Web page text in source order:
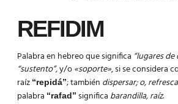
REFIDIM
Palabra en hebreo que significa “lugares de
“sustento”,y/o«soporte», si se considera
raíz “repidá”; también dispersar; o,
palabra “rafad” significa barandilla, raíz.